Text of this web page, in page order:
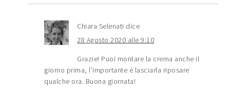
Chiara Selenati dice
28 Agosto 2020 alle 9:10
Grazie! Puoi montare la crema anche il
giorno prima, l’importante è lasciarla riposare
qualche ora. Buona giornata!